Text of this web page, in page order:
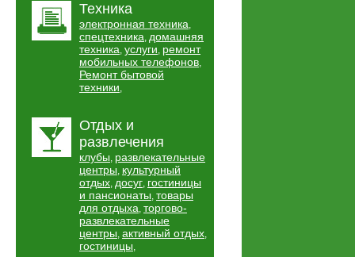
Техника
электронная техника,
спецтехника, домашняя
техника, услуги, ремонт
мобильных телефонов,
Ремонт бытовой
техники,
Отдых и
развлечения
клубы, развлекательные
центры, культурный
отдых, досуг, гостиницы
и пансионаты, товары
для отдыха, торгово-
развлекательные
центры, активный отдых,
гостиницы,